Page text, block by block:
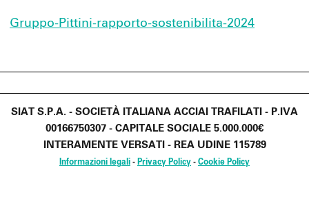
Gruppo-Pittini-rapporto-sostenibilita-2024
SIAT S.P.A. - SOCIETÀ ITALIANA ACCIAI TRAFILATI - P.IVA
00166750307 - CAPITALE SOCIALE 5.000.000€
INTERAMENTE VERSATI - REA UDINE 115789
Informazioni legali - Privacy Policy - Cookie Policy